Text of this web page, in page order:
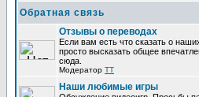
Обратная связь
Отзывы о переводах
Если вам есть что сказать о
просто высказать общее
сюда.
Модератор TT
Наши любимые игры